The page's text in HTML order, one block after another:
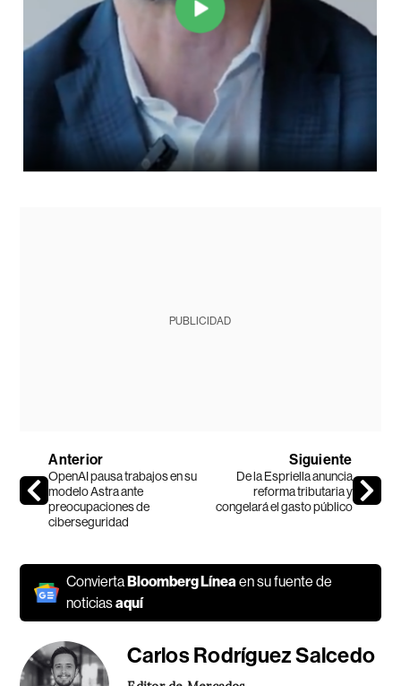
PUBLICIDAD
Anterior
OpenAI pausa trabajos en su
modelo Astra ante
preocupaciones de
ciberseguridad
Siguiente
De la Espriella anuncia
reforma tributaria y
congelará el gasto público
ConviertaBloomberg Líneaen su fuente de
noticiasaquí
Carlos Rodríguez Salcedo